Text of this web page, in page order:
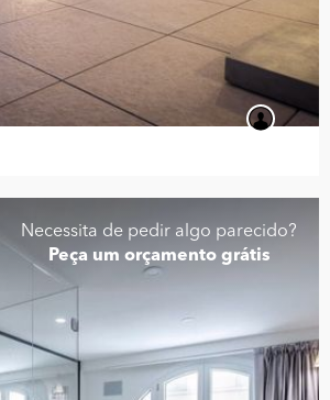
Necessita de pedir algo parecido?
Peça um orçamento grátis